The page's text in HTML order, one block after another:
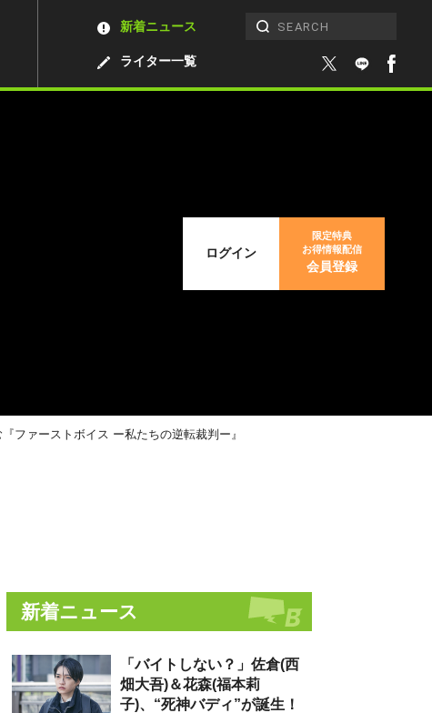
ライター一覧
新着ニュース
ログイン
限定特典
お得情報配信
会員登録
ファーストボイス ー私たちの逆転裁判ー』
新着ニュース
「バイトしない？」佐倉(西
畑大吾)＆花森(福本莉
子)、“死神バディ”が誕生！